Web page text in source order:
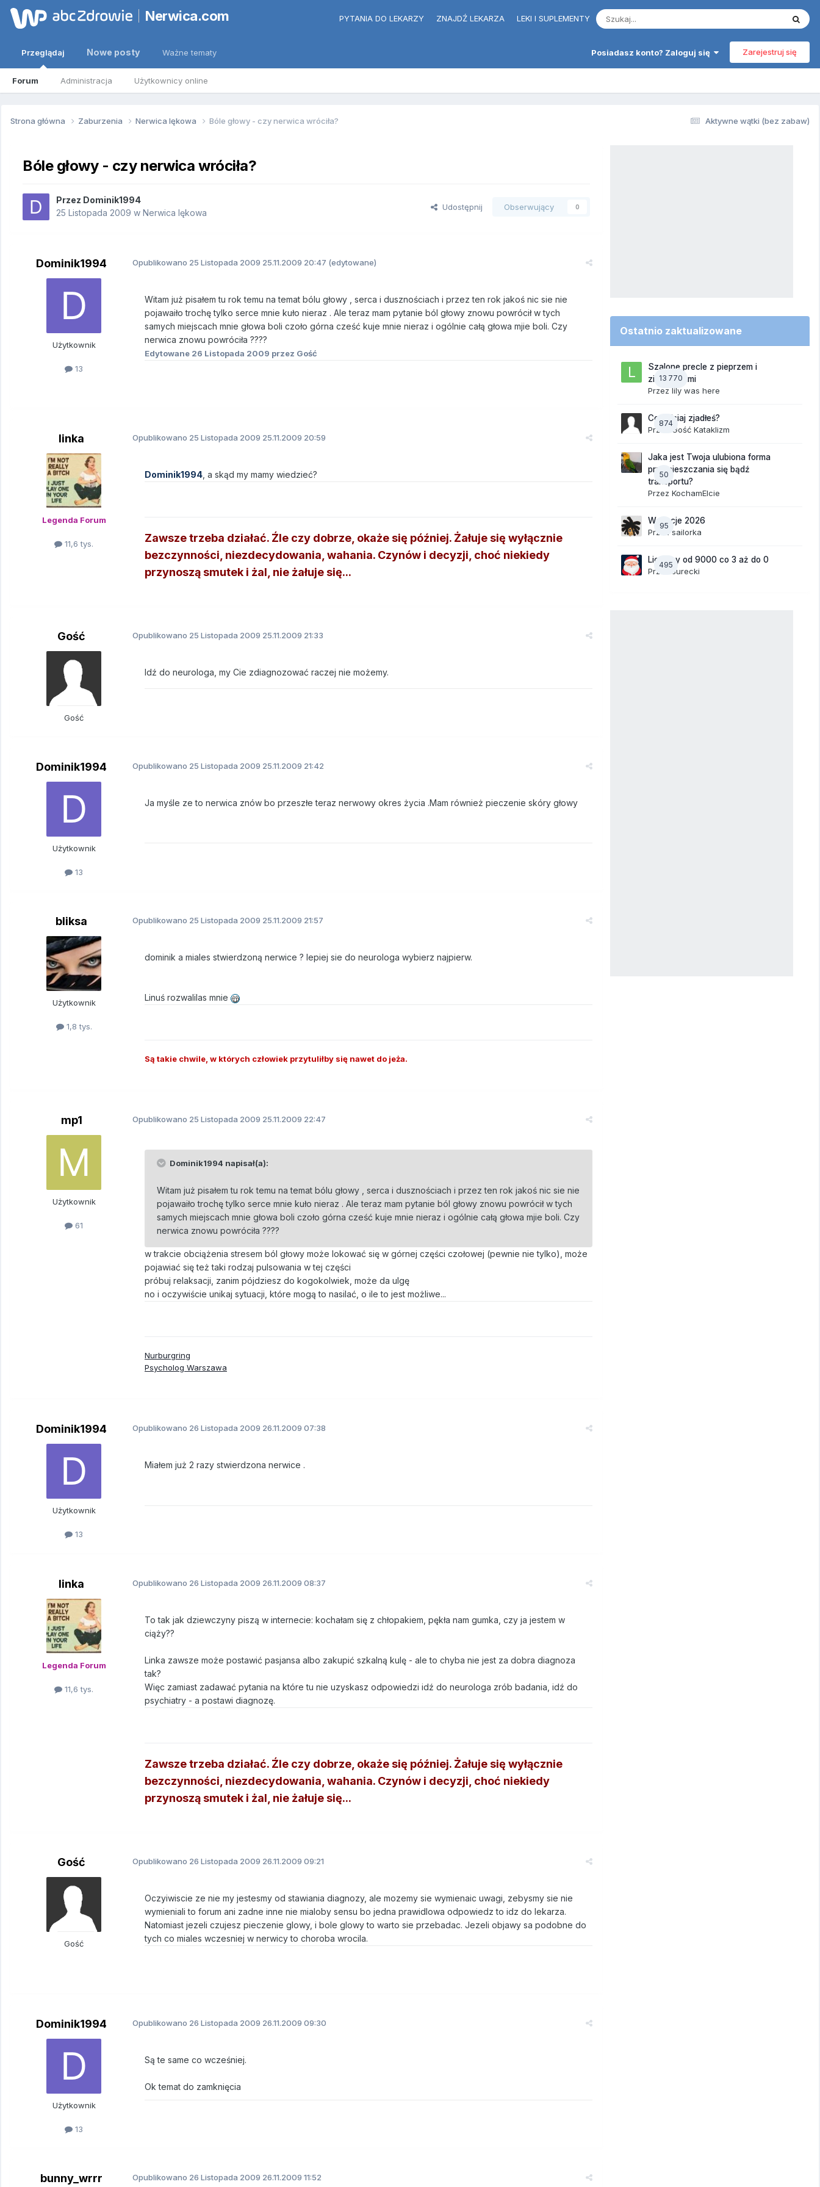
Nerwica.com PYTANIA DO LEKARZY ZNAJDŹ LEKARZA LEKI I SUPLEMENTY
Posiadasz konto? Zaloguj się Zarejestruj się
Przeglądaj
Forum Administracja Użytkownicy online
Nowe posty Ważne tematy
Aktywne wątki (bez zabaw)
Strona główna Zaburzenia Nerwica lękowa Bóle głowy - czy nerwica wróciła?
Bóle głowy - czy nerwica wróciła?
Przez Dominik1994
25 Listopada 2009 w Nerwica lękowa
Udostępnij Obserwujący 0
Dominik1994
Użytkownik
13
Opublikowano 25 Listopada 2009 25.11.2009 20:47 (edytowane)
Witam już pisałem tu rok temu na temat bólu głowy , serca i dusznościach i przez ten rok jakoś nic sie nie
pojawaiło trochę tylko serce mnie kuło nieraz . Ale teraz mam pytanie ból głowy znowu powrócił w tych
samych miejscach mnie głowa boli czoło górna cześć kuje mnie nieraz i ogólnie całą głowa mjie boli. Czy
nerwica znowu powróciła ????
Edytowane 26 Listopada 2009 przez Gość
linka
Legenda Forum
11,6 tys.
Opublikowano 25 Listopada 2009 25.11.2009 20:59
Dominik1994 , a skąd my mamy wiedzieć?
Zawsze trzeba działać. Źle czy dobrze, okaże się później. Żałuje się wyłącznie
bezczynności, niezdecydowania, wahania. Czynów i decyzji, choć niekiedy
przynoszą smutek i żal, nie żałuje się...
Gość
Gość
Opublikowano 25 Listopada 2009 25.11.2009 21:33
Idź do neurologa, my Cie zdiagnozować raczej nie możemy.
Dominik1994
Użytkownik
13
Opublikowano 25 Listopada 2009 25.11.2009 21:42
Ja myśle ze to nerwica znów bo przeszłe teraz nerwowy okres życia .Mam również pieczenie skóry głowy
bliksa
Użytkownik
1,8 tys.
Opublikowano 25 Listopada 2009 25.11.2009 21:57
dominik a miales stwierdzoną nerwice ? lepiej sie do neurologa wybierz najpierw.
Linuś rozwalilas mnie
Są takie chwile, w których człowiek przytuliłby się nawet do jeża.
mp1
Użytkownik
61
Opublikowano 25 Listopada 2009 25.11.2009 22:47
Dominik1994 napisał(a):
Witam już pisałem tu rok temu na temat bólu głowy , serca i dusznościach i przez ten rok jakoś nic sie nie
pojawaiło trochę tylko serce mnie kuło nieraz . Ale teraz mam pytanie ból głowy znowu powrócił w tych
samych miejscach mnie głowa boli czoło górna cześć kuje mnie nieraz i ogólnie całą głowa mjie boli. Czy
nerwica znowu powróciła ????
w trakcie obciążenia stresem ból głowy może lokować się w górnej części czołowej (pewnie nie tylko), może
pojawiać się też taki rodzaj pulsowania w tej części
próbuj relaksacji, zanim pójdziesz do kogokolwiek, może da ulgę
no i oczywiście unikaj sytuacji, które mogą to nasilać, o ile to jest możliwe...
Nurburgring
Psycholog Warszawa
Dominik1994
Użytkownik
13
Opublikowano 26 Listopada 2009 26.11.2009 07:38
Miałem już 2 razy stwierdzona nerwice .
linka
Legenda Forum
11,6 tys.
Opublikowano 26 Listopada 2009 26.11.2009 08:37
To tak jak dziewczyny piszą w internecie: kochałam się z chłopakiem, pękła nam gumka, czy ja jestem w
ciąży??
Linka zawsze może postawić pasjansa albo zakupić szkalną kulę - ale to chyba nie jest za dobra diagnoza
tak?
Więc zamiast zadawać pytania na które tu nie uzyskasz odpowiedzi idź do neurologa zrób badania, idź do
psychiatry - a postawi diagnozę.
Zawsze trzeba działać. Źle czy dobrze, okaże się później. Żałuje się wyłącznie
bezczynności, niezdecydowania, wahania. Czynów i decyzji, choć niekiedy
przynoszą smutek i żal, nie żałuje się...
Gość
Gość
Opublikowano 26 Listopada 2009 26.11.2009 09:21
Oczyiwiscie ze nie my jestesmy od stawiania diagnozy, ale mozemy sie wymienaic uwagi, zebysmy sie nie
wymieniali to forum ani zadne inne nie mialoby sensu bo jedna prawidlowa odpowiedz to idz do lekarza.
Natomiast jezeli czujesz pieczenie glowy, i bole glowy to warto sie przebadac. Jezeli objawy sa podobne do
tych co miales wczesniej w nerwicy to choroba wrocila.
Dominik1994
Użytkownik
13
Opublikowano 26 Listopada 2009 26.11.2009 09:30
Są te same co wcześniej.
Ok temat do zamknięcia
bunny_wrrr Opublikowano 26 Listopada 2009 26.11.2009 11:52
Ostatnio zaktualizowane
13 770
Szalone precle z pieprzem i
ziemniakami
Przez lily was here
874
Co dzisiaj zjadłeś?
Przez Gość Kataklizm
50
Jaka jest Twoja ulubiona forma
przemieszczania się bądź
transportu?
Przez KochamElcie
95
Wakacje 2026
Przez sailorka
495
Liczymy od 9000 co 3 aż do 0
Przez
Jurecki